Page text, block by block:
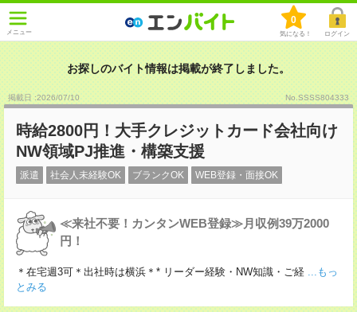
メニュー
0
気になる！ ログイン
お探しのバイト情報は掲載が終了しました。
掲載日 :2026/07/10 No.SSSS804333
時給2800円！大手クレジットカード会社向け
NW領域PJ推進・構築支援
派遣 社会人未経験OK ブランクOK WEB登録・面接OK
≪来社不要！カンタンWEB登録≫月収例39万2000
円！
＊在宅週3可＊出社時は横浜＊* リーダー経験・NW知識・ご経 ...もっ
とみる